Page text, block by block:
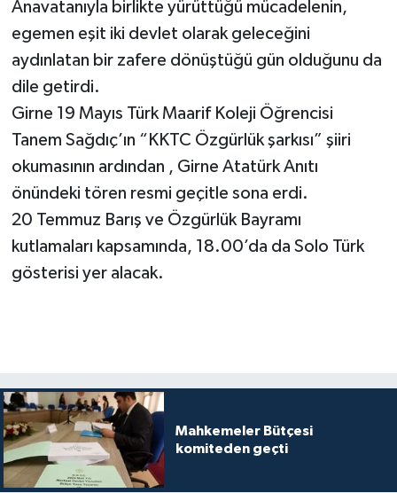
Anavatanıyla birlikte yürüttüğü mücadelenin,
egemen eşit iki devlet olarak geleceğini
aydınlatan bir zafere dönüştüğü gün olduğunu da
dile getirdi.
Girne 19 Mayıs Türk Maarif Koleji Öğrencisi
Tanem Sağdıç’ın “KKTC Özgürlük şarkısı” şiiri
okumasının ardından , Girne Atatürk Anıtı
önündeki tören resmi geçitle sona erdi.
20 Temmuz Barış ve Özgürlük Bayramı
kutlamaları kapsamında, 18.00’da da Solo Türk
gösterisi yer alacak.
Mahkemeler Bütçesi
komiteden geçti